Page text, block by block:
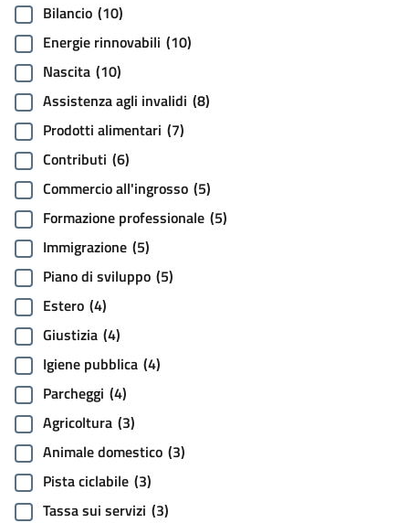
Bilancio (10)
Energie rinnovabili (10)
Nascita (10)
Assistenza agli invalidi (8)
Prodotti alimentari (7)
Contributi (6)
Commercio all'ingrosso (5)
Formazione professionale (5)
Immigrazione (5)
Piano di sviluppo (5)
Estero (4)
Giustizia (4)
Igiene pubblica (4)
Parcheggi (4)
Agricoltura (3)
Animale domestico (3)
Pista ciclabile (3)
Tassa sui servizi (3)